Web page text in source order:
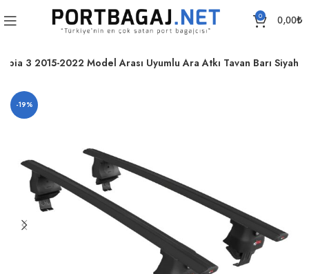
0 0,00₺
3 2015-2022 Model Arası Uyumlu Ara Atkı Tavan Barı Siyah
-19%